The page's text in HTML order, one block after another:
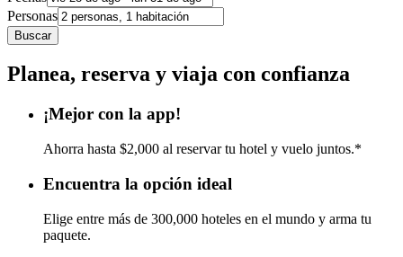
Personas
Buscar
Planea, reserva y viaja con confianza
¡Mejor con la app!
Ahorra hasta $2,000 al reservar tu hotel y vuelo juntos.*
Encuentra la opción ideal
Elige entre más de 300,000 hoteles en el mundo y arma tu
paquete.